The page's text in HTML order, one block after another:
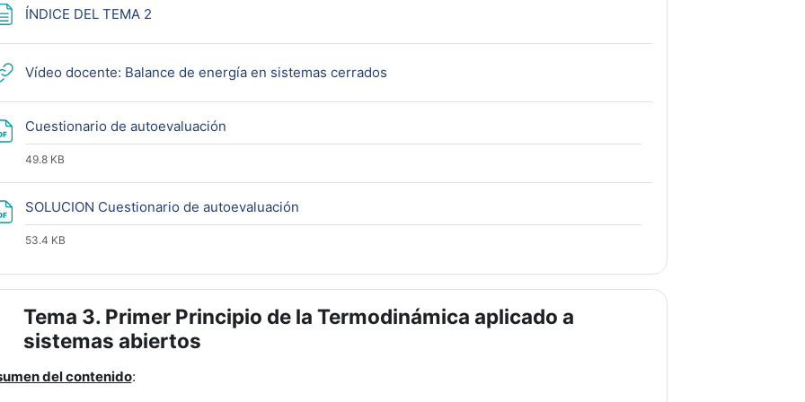
ÍNDICE DEL TEMA 2Página
Vídeo docente: Balance de energía en sistemas cerradosURL
Cuestionario de autoevaluación
49.8 KB
SOLUCION Cuestionario de autoevaluación
53.4 KB
Tema 3. Primer Principio de la Termodinámica aplicado a
sistemas abiertos
del contenido: